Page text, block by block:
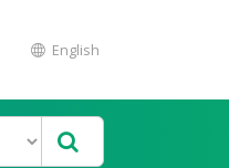
English